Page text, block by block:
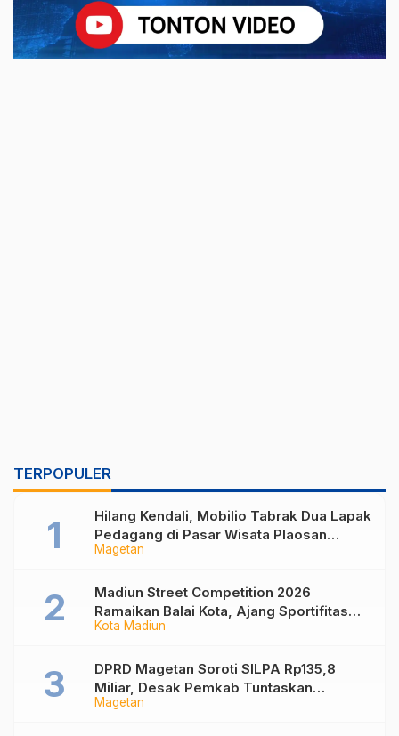
TERPOPULER
Magetan
Hilang Kendali, Mobilio Tabrak Dua Lapak
Pedagang di Pasar Wisata Plaosan
Magetan
Kota Madiun
Madiun Street Competition 2026
Ramaikan Balai Kota, Ajang Sportifitas
Anak Muda dari Basket 3×3 hingga Mural
Magetan
DPRD Magetan Soroti SILPA Rp135,8
Miliar, Desak Pemkab Tuntaskan
Kelebihan Bayar Proyek